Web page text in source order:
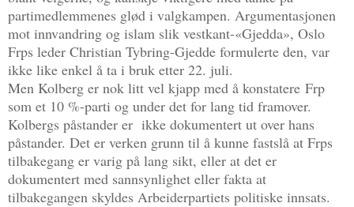
partimedlemmenes glød i valgkampen. Argumentasjonen
mot innvandring og islam slik vestkant-«Gjedda», Oslo
Frps leder Christian Tybring-Gjedde formulerte den, var
ikke like enkel å ta i bruk etter 22. juli.
Men Kolberg er nok litt vel kjapp med å konstatere Frp
som et 10 %-parti og under det for lang tid framover.
Kolbergs påstander er ikke dokumentert ut over hans
påstander. Det er verken grunn til å kunne fastslå at Frps
tilbakegang er varig på lang sikt, eller at det er
dokumentert med sannsynlighet eller fakta at
tilbakegangen skyldes Arbeiderpartiets politiske innsats.